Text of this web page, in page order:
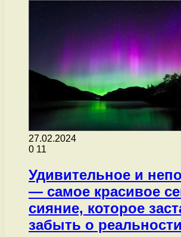
27.02.2024
0 11
Удивительное и
— самое красивое
сияние, которое
забыть о реальности